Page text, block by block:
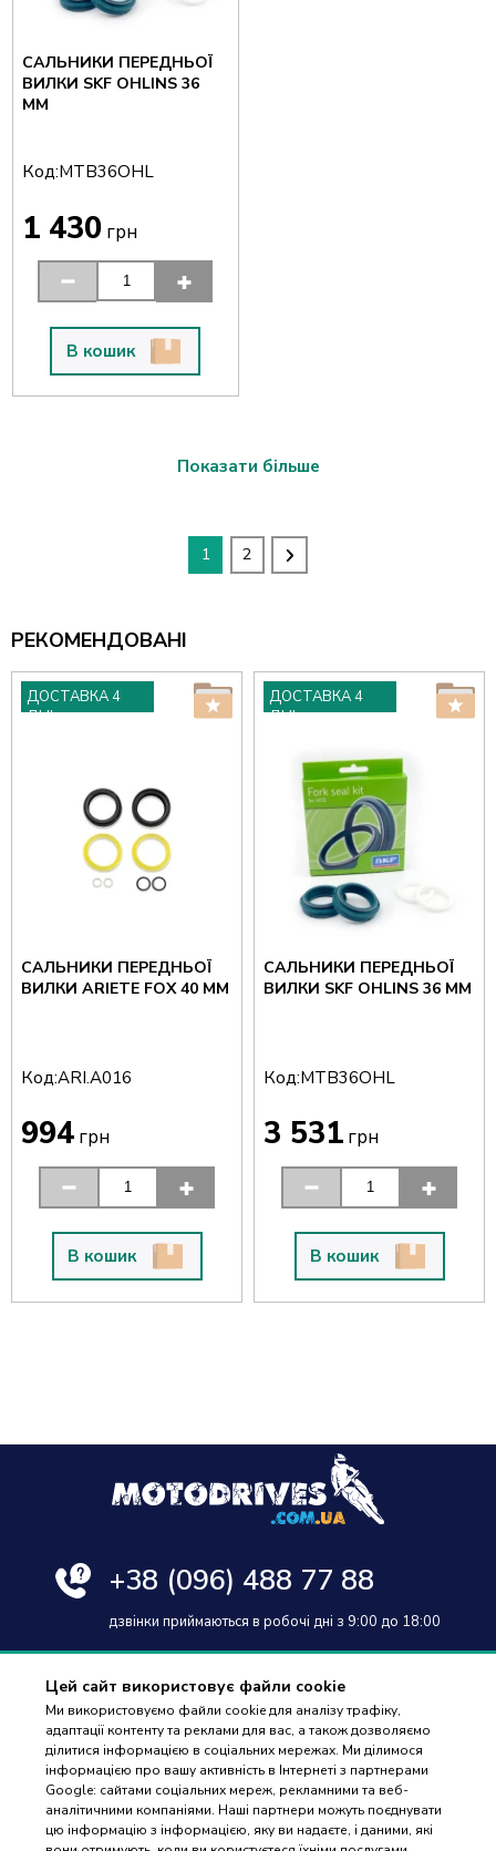
Цей сайт використовує файли cookie
Ми використовуємо файли cookie для аналізу трафіку,
адаптації контенту та реклами для вас, а також дозволяємо
ділитися інформацією в соціальних мережах. Ми ділимося
інформацією про вашу активність в Інтернеті з партнерами
Google: сайтами соціальних мереж, рекламними та веб-
аналітичними компаніями. Наші партнери можуть поєднувати
цю інформацію з інформацією, яку ви надаєте, і даними, які
САЛЬНИКИ ПЕРЕДНЬОЇ
ВИЛКИ SKF OHLINS 36
ММ
Код:MTB36OHL
1 430грн
В кошик
Показати більше
1 2
РЕКОМЕНДОВАНІ
ДОСТАВКА 4
ДНІ
САЛЬНИКИ ПЕРЕДНЬОЇ
ВИЛКИ ARIETE FOX 40 ММ
Код:ARI.A016
994 грн
В кошик
ДОСТАВКА 4
ДНІ
САЛЬНИКИ ПЕРЕДНЬОЇ
ВИЛКИ SKF OHLINS 36 ММ
Код:MTB36OHL
3 531 грн
В кошик
+38 (096) 488 77 88
дзвінки приймаються в робочі дні з 9:00 до 18:00
Оплата та доставка
Гарантія і повернення
Контакти